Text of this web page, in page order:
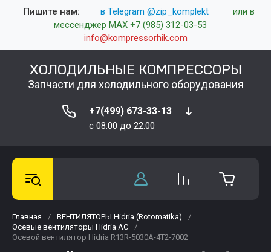
Пишите нам: в Telegram @zip_komplekt
или в
мессенджер MAX +7 (985) 312-03-53
info@kompressorhik.com
ХОЛОДИЛЬНЫЕ КОМПРЕССОРЫ
Запчасти для холодильного оборудования
+7(499) 673-33-13
c 08:00 до 22:00
Главная / ВЕНТИЛЯТОРЫ Hidria (Rotomatika)
/
Осевые вентиляторы Hidria AC
/
Осевой вентилятор Hidria R13R-5030A-4T2-7002